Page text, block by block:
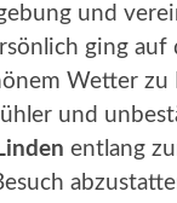
und
ging auf
Wetter zu
und
entlang